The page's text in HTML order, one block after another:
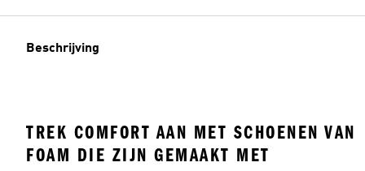
Beschrijving
TREK COMFORT AAN MET SCHOENEN VAN
FOAM DIE ZIJN GEMAAKT MET